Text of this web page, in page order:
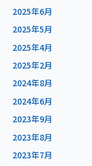
2025年6月
2025年5月
2025年4月
2025年2月
2024年8月
2024年6月
2023年9月
2023年8月
2023年7月